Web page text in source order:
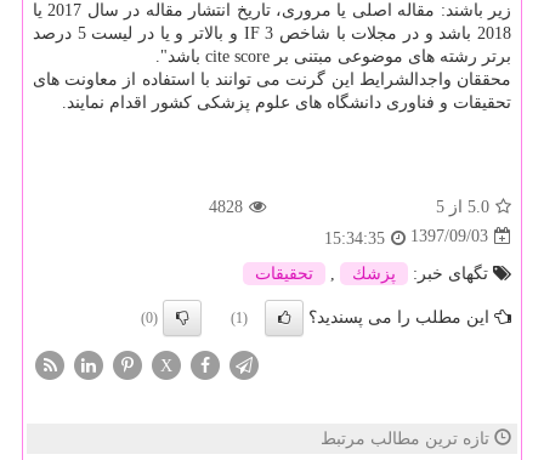
زیر باشند: مقاله اصلی یا مروری، تاریخ انتشار مقاله در سال 2017 یا
2018 باشد و در مجلات با شاخص IF 3 و بالاتر و یا در لیست 5 درصد
برتر رشته های موضوعی مبتنی بر cite score باشد".
محققان واجدالشرایط این گرنت می توانند با استفاده از معاونت های
تحقیقات و فناوری دانشگاه های علوم پزشكی كشور اقدام نمایند.
5.0 از 5
4828
1397/09/03
15:34:35
تگهای خبر:
پزشك تحقیقات
این مطلب را می پسندید؟ (1)
(0)
X
تازه ترین مطالب مرتبط